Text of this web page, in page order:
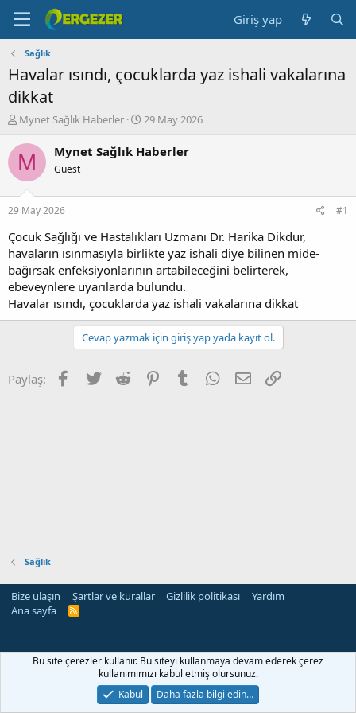
Giriş yap
Sağlık
Havalar ısındı, çocuklarda yaz ishali vakalarına
dikkat
K
n
b
u
u
b
a
l
a
t
a
n
Mynet Sağlık Haberler
B
ş
ç
t
a
r
i
h
i
29 May 2026
M Mynet Sağlık Haberler
Guest
29 May 2026 #1
Çocuk Sağlığı ve Hastalıkları Uzmanı Dr. Harika Dikdur,
havaların ısınmasıyla birlikte yaz ishali diye bilinen mide-
bağırsak enfeksiyonlarının artabileceğini belirterek,
ebeveynlere uyarılarda bulundu.
Havalar ısındı, çocuklarda yaz ishali vakalarına dikkat
Cevap yazmak için giriş yap yada kayıt ol.
Paylaş: Facebook
Twitter Reddit PinterestTumblr WhatsApp
E-posta
Sağlık
Bize ulaşın Şartlar ve kurallar Gizlilik politikası
Yardım
Ana sayfa
R
Bu site çerezler kullanır. Bu siteyi kullanmaya devam ederek çerez
kullanımımızı kabul etmiş olursunuz.
Kabul
Daha fazla bilgi edin…